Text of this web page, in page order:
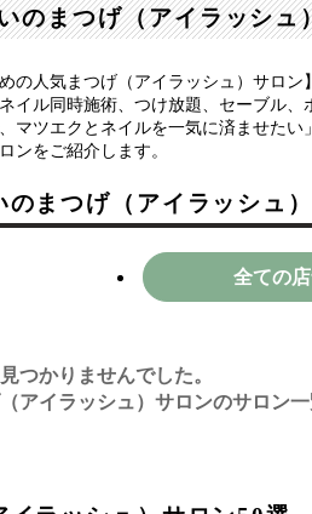
のまつげ（アイラッシュ
の人気まつげ（アイラッシュ）サロ
イル同時施術、つけ放題、セーブル
マツエクとネイルを一気に済ませた
ンをご紹介します。
まつげ（アイラッシュ
全ての
つかりませんでした。
アイラッシュ）サロンのサロン一